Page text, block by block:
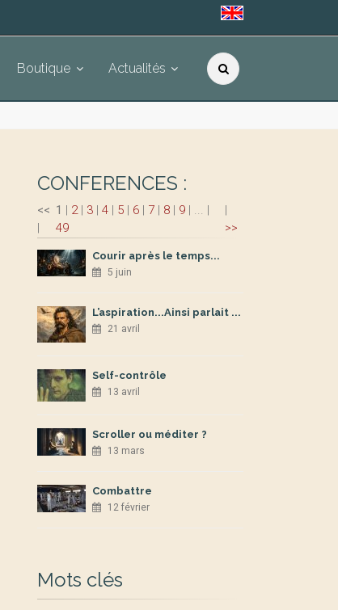
Boutique Actualités
CONFERENCES :
<<
|
1 | 2| 3| 4| 5| 6| 7| 8| 9| ... |
49
|
>>
Courir après le temps...
5 juin
L’aspiration...Ainsi parlait ...
21 avril
Self-contrôle
13 avril
Scroller ou méditer ?
13 mars
Combattre
12 février
Mots clés